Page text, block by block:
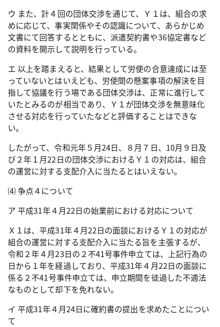
ウ また、計４回の団体交渉を通じて、Ｙ１は、組合の求
めに応じて、事実関係やその認識について、あらかじめ
文書にて回答するとともに、派遣契約書や36協定書など
の資料を開示して説明を行っている。
エ 以上を踏まえると、結果として労使の合意達成には至
っていないとはいえども、労使間の懸案事項の解決を目
指して協議を行う場である団体交渉は、正常に進行して
いたとみるのが相当であり、Ｙ１が団体交渉を無意味化
させる対応を行っていたなどと評価することはできな
い。
したがって、令和元年５月24日、８月７日、 10月９日及
び２年１月22日の団体交渉におけるＹ１の対応は、組合
の運営に対する支配介入に当たるとはいえない。
⑷ 争点４について
ア 平成31年４月22日の始業前における対応について
Ｘ１は、平成31年４月22日の面談におけるＹ１の対応が
組合の運営に対する支配介入に当たる旨を主張するが、
令和２年４月23日の２不41号事件申立ては、上記行為の
日から１年を経過しており、平成31年４月22日の面談に
係る２不41号事件申立ては、申立期間を徒過した不適法
なものとして却下を免れない。
イ 平成31年４月24日に確約書の提出を求めたことについ
て